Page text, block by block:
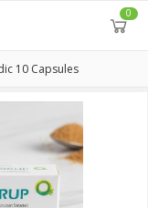
0
10 Capsules